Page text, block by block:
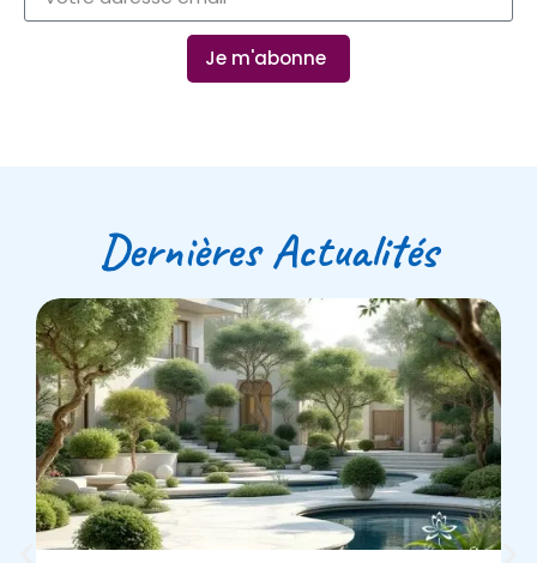
Je m'abonne
Dernières Actualités